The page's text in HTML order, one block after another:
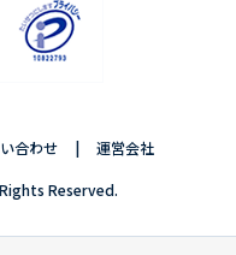
合わせ 運営会社
Reserved.